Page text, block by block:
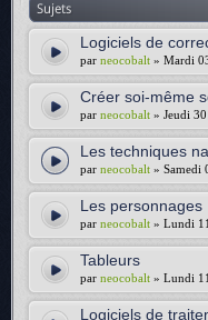
Sujets
Logiciels de
par neocobalt » Mardi
Créer soi-même
par neocobalt » Jeudi
Les techniques
par neocobalt » Samedi
Les personnages
par neocobalt » Lundi
Tableurs
par neocobalt » Lundi
Logiciels de